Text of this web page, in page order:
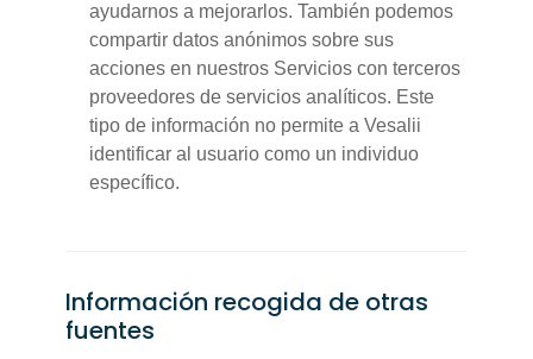
ayudarnos a mejorarlos. También podemos
compartir datos anónimos sobre sus
acciones en nuestros Servicios con terceros
proveedores de servicios analíticos. Este
tipo de información no permite a Vesalii
identificar al usuario como un individuo
específico.
Información recogida de otras
fuentes